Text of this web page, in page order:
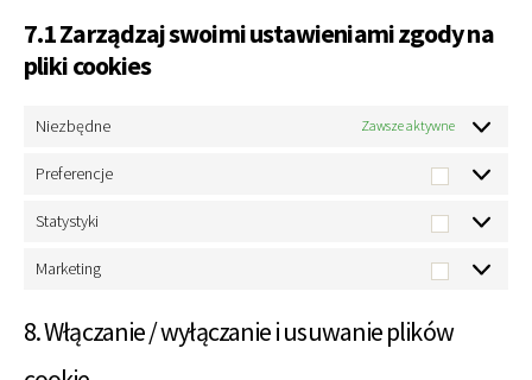
7.1 Zarządzaj swoimi ustawieniami zgody na
pliki cookies
Niezbędne Zawsze aktywne
Preferencje
Statystyki
Marketing
8. Włączanie / wyłączanie i usuwanie plików